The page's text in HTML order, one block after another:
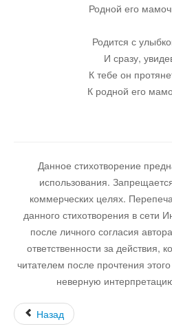
Остальное
Родной его
Родится с
И сразу,
К тебе он
К родной его
Данное стихотворение
использования.
коммерческих целях.
данного стихотворения в сети
после личного согласия
ответственности за действия,
читателем после прочтения
неверную
Назад